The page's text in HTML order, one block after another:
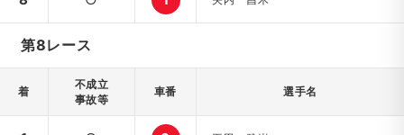
第8レース
着
不成立
事故等
車番 選手名